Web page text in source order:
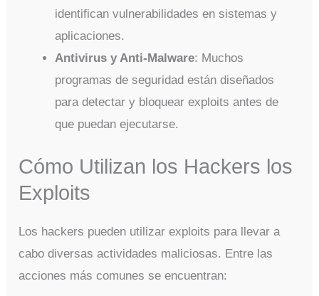
identifican vulnerabilidades en sistemas y
aplicaciones.
Antivirus y Anti-Malware: Muchos
programas de seguridad están diseñados
para detectar y bloquear exploits antes de
que puedan ejecutarse.
Cómo Utilizan los Hackers los
Exploits
Los hackers pueden utilizar exploits para llevar a
cabo diversas actividades maliciosas. Entre las
acciones más comunes se encuentran: